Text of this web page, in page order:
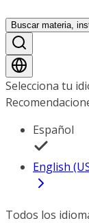
Buscar materia,
Selecciona tu
Español
English
Todos los